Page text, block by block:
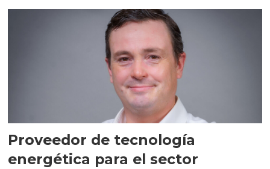
Proveedor de tecnología
energética para el sector